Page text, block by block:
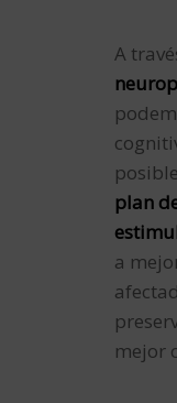
A
plan
a
mejor